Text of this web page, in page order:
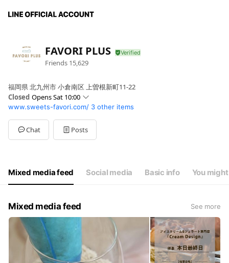
FAVORI PLUS
Friends 15,629
福岡県 北九州市 小倉南区 上曽根新町11-22
Closed Opens Sat 10:00
Sun10:00 - 19:00
Mon10:00 - 19:00
Tue10:00 - 19:00
Wed10:00 - 19:00
Sat
10:00 - 19:00
【不定休】詳しくはホームページをご確認ください
www.sweets-favori.com/ 3 other items
Chat Posts
Mixed media feed Social media Basic info You
Mixed media feed See more